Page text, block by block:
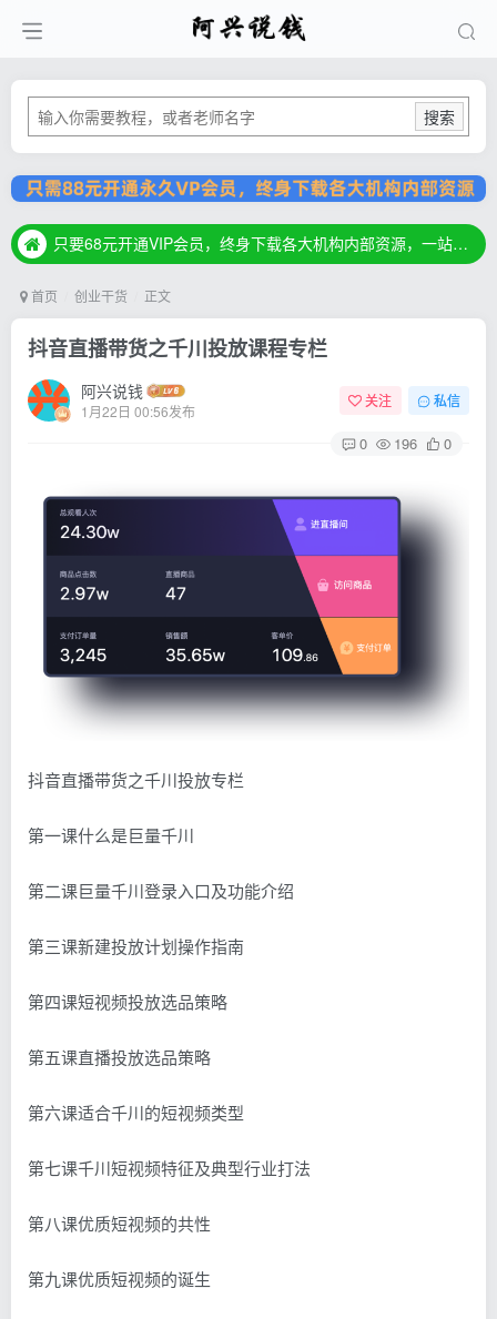
搜索
只要68元开通VIP会员，终身下载各大机构内部资源，一站式草根创业基地，最新最强网赚教程大全，小投入，大回报！
只要68元开通VIP会员，终身下载各大机构内部资源，一站式草根创业基地，最新最强网赚教程大全，小投入，大回报！
首页 创业干货 正文
抖音直播带货之千川投放课程专栏
阿兴说钱
1月22日 00:56发布
关注 私信
0 196 0
抖音直播带货之千川投放专栏
第一课什么是巨量千川
第二课巨量千川登录入口及功能介绍
第三课新建投放计划操作指南
第四课短视频投放选品策略
第五课直播投放选品策略
第六课适合千川的短视频类型
第七课千川短视频特征及典型行业打法
第八课优质短视频的共性
第九课优质短视频的诞生